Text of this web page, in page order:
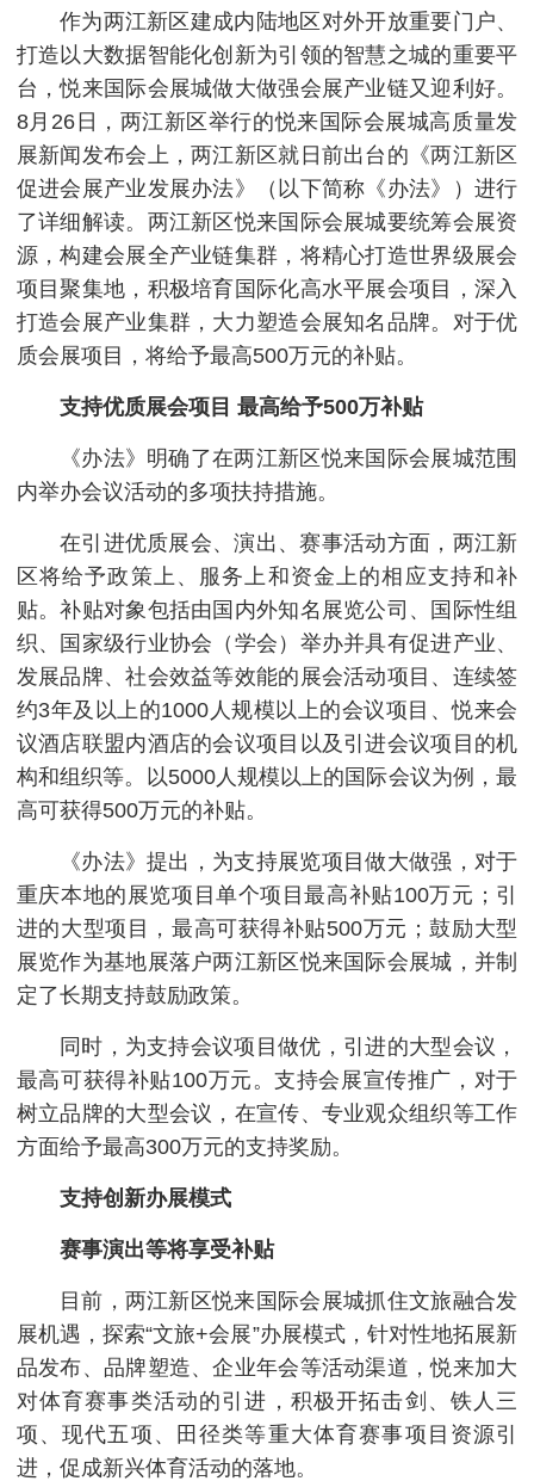
作为两江新区建成内陆地区对外开放重要门户、
打造以大数据智能化创新为引领的智慧之城的重要平
台，悦来国际会展城做大做强会展产业链又迎利好。
8月26日，两江新区举行的悦来国际会展城高质量发
展新闻发布会上，两江新区就日前出台的《两江新区
促进会展产业发展办法》（以下简称《办法》）进行
了详细解读。两江新区悦来国际会展城要统筹会展资
源，构建会展全产业链集群，将精心打造世界级展会
项目聚集地，积极培育国际化高水平展会项目，深入
打造会展产业集群，大力塑造会展知名品牌。对于优
质会展项目，将给予最高500万元的补贴。
支持优质展会项目 最高给予500万补贴
《办法》明确了在两江新区悦来国际会展城范围
内举办会议活动的多项扶持措施。
在引进优质展会、演出、赛事活动方面，两江新
区将给予政策上、服务上和资金上的相应支持和补
贴。补贴对象包括由国内外知名展览公司、国际性组
织、国家级行业协会（学会）举办并具有促进产业、
发展品牌、社会效益等效能的展会活动项目、连续签
约3年及以上的1000人规模以上的会议项目、悦来会
议酒店联盟内酒店的会议项目以及引进会议项目的机
构和组织等。以5000人规模以上的国际会议为例，最
高可获得500万元的补贴。
《办法》提出，为支持展览项目做大做强，对于
重庆本地的展览项目单个项目最高补贴100万元；引
进的大型项目，最高可获得补贴500万元；鼓励大型
展览作为基地展落户两江新区悦来国际会展城，并制
定了长期支持鼓励政策。
同时，为支持会议项目做优，引进的大型会议，
最高可获得补贴100万元。支持会展宣传推广，对于
树立品牌的大型会议，在宣传、专业观众组织等工作
方面给予最高300万元的支持奖励。
支持创新办展模式
赛事演出等将享受补贴
目前，两江新区悦来国际会展城抓住文旅融合发
展机遇，探索“文旅+会展”办展模式，针对性地拓展新
品发布、品牌塑造、企业年会等活动渠道，悦来加大
对体育赛事类活动的引进，积极开拓击剑、铁人三
项、现代五项、田径类等重大体育赛事项目资源引
进，促成新兴体育活动的落地。